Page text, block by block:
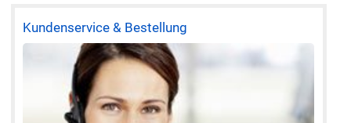
Kundenservice & Bestellung